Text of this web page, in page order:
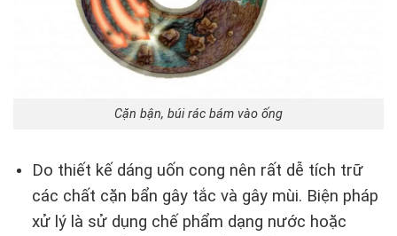
Cặn bận, búi rác bám vào ống
Do thiết kế dáng uốn cong nên rất dễ tích trữ
các chất cặn bẩn gây tắc và gây mùi. Biện pháp
xử lý là sử dụng chế phẩm dạng nước hoặc